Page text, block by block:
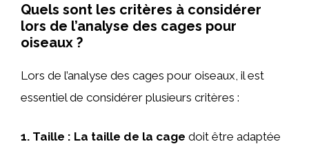
Quels sont les critères à considérer
lors de l’analyse des cages pour
oiseaux ?
Lors de l’analyse des cages pour oiseaux, il est
essentiel de considérer plusieurs critères :
1. Taille : La taille de la cage doit être adaptée